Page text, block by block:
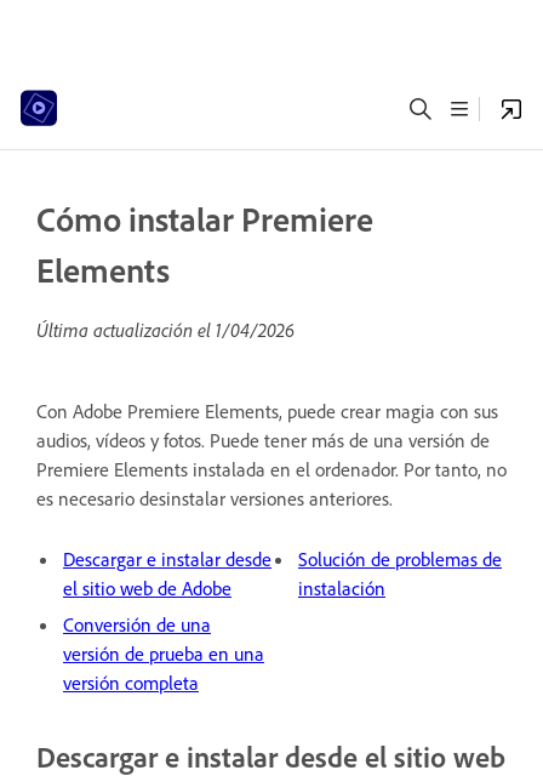
Cómo instalar Premiere
Elements
Última actualización el 1/04/2026
Con Adobe Premiere Elements, puede crear magia con sus
audios, vídeos y fotos. Puede tener más de una versión de
Premiere Elements instalada en el ordenador. Por tanto, no
es necesario desinstalar versiones anteriores.
Descargar e instalar desde
el sitio web de Adobe
Conversión de una
versión de prueba en una
versión completa
Solución de problemas de
instalación
Descargar e instalar desde el sitio web